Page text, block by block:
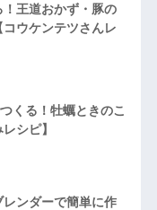
王道おかず・豚の
ウケンテツさんレ
くる！牡蠣ときのこ
シピ】
レンダーで簡単に作